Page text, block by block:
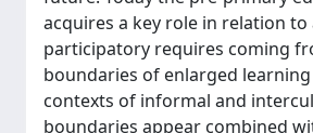
acquires a key role in relation to
participatory requires coming
boundaries of enlarged
contexts of informal and
boundaries appear combined